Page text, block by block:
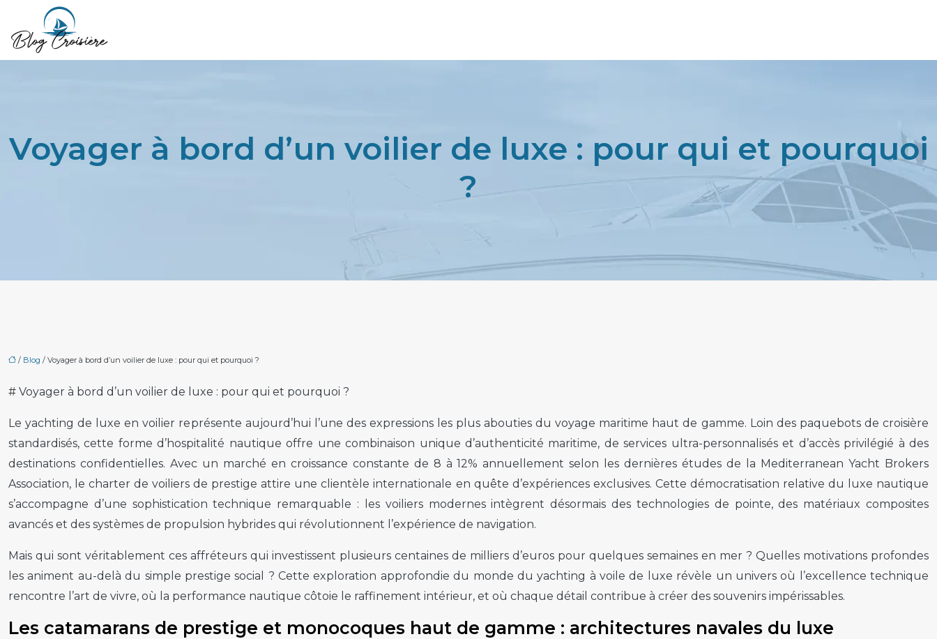
Voyager à bord d’un voilier de luxe : pour qui et pourquoi
?
/ Blog / Voyager à bord d’un voilier de luxe : pour qui et pourquoi ?
# Voyager à bord d’un voilier de luxe : pour qui et pourquoi ?
Le yachting de luxe en voilier représente aujourd’hui l’une des expressions les plus abouties du voyage maritime haut de gamme. Loin des paquebots de croisière
standardisés, cette forme d’hospitalité nautique offre une combinaison unique d’authenticité maritime, de services ultra-personnalisés et d’accès privilégié à des
destinations confidentielles. Avec un marché en croissance constante de 8 à 12% annuellement selon les dernières études de la Mediterranean Yacht Brokers
Association, le charter de voiliers de prestige attire une clientèle internationale en quête d’expériences exclusives. Cette démocratisation relative du luxe nautique
s’accompagne d’une sophistication technique remarquable : les voiliers modernes intègrent désormais des technologies de pointe, des matériaux composites
avancés et des systèmes de propulsion hybrides qui révolutionnent l’expérience de navigation.
Mais qui sont véritablement ces affréteurs qui investissent plusieurs centaines de milliers d’euros pour quelques semaines en mer ? Quelles motivations profondes
les animent au-delà du simple prestige social ? Cette exploration approfondie du monde du yachting à voile de luxe révèle un univers où l’excellence technique
rencontre l’art de vivre, où la performance nautique côtoie le raffinement intérieur, et où chaque détail contribue à créer des souvenirs impérissables.
Les catamarans de prestige et monocoques haut de gamme : architectures navales du luxe